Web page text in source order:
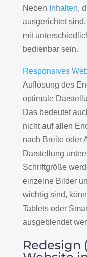
Neben Inhalten,
ausgerichtet
mit
bedienbar sein.
Responsives
Auflösung des
optimale
Das bedeutet
nicht auf allen
nach Breite oder
Darstellung
Schriftgröße
einzelne Bilder
wichtig sind,
Tablets oder
ausgeblendet
Redesign